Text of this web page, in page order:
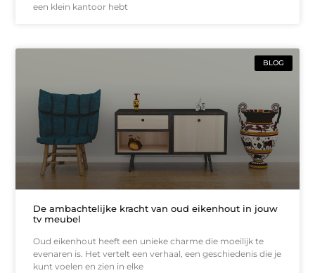
een klein kantoor hebt
BLOG
De ambachtelijke kracht van oud eikenhout in jouw
tv meubel
Oud eikenhout heeft een unieke charme die moeilijk te
evenaren is. Het vertelt een verhaal, een geschiedenis die je
kunt voelen en zien in elke